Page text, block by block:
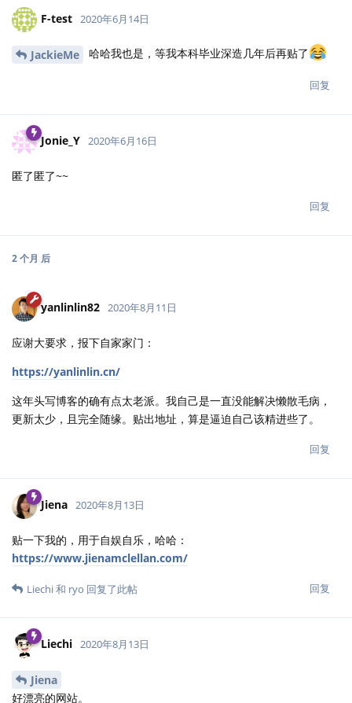
F-test 2020年6月14日
JackieMe 哈哈我也是，等我本科毕业深造几年后再贴了
回复
Jonie_Y 2020年6月16日
匿了匿了~~
回复
2 个月 后
yanlinlin82 2020年8月11日
应谢大要求，报下自家家门：
https://yanlinlin.cn/
这年头写博客的确有点太老派。我自己是一直没能解决懒散毛病，
更新太少，且完全随缘。贴出地址，算是逼迫自己该精进些了。
回复
Jiena 2020年8月13日
贴一下我的，用于自娱自乐，哈哈：
https://www.jienamclellan.com/
回复
Liechi和 ryo 回复了此帖
Liechi 2020年8月13日
Jiena
好漂亮的网站。